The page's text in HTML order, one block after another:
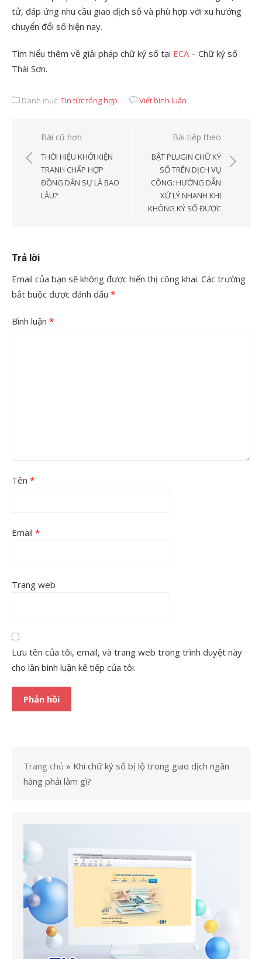
tử, đáp ứng nhu cầu giao dịch số và phù hợp với xu hướng
chuyển đổi số hiện nay.
Tìm hiểu thêm về giải pháp chữ ký số tại ECA – Chữ ký số
Thái Sơn.
Danh mục: Tin tức tổng hợp Viết bình luận
Điều
hướng
viết
Bài cũ hơn
THỜI HIỆU KHỞI KIỆN
TRANH CHẤP HỢP
ĐỒNG DÂN SỰ LÀ BAO
LÂU?
Bài tiếp theo
BẬT PLUGIN CHỮ KÝ
SỐ TRÊN DỊCH VỤ
CÔNG: HƯỚNG DẪN
XỬ LÝ NHANH KHI
KHÔNG KÝ SỐ ĐƯỢC
Trả lời
Email của bạn sẽ không được hiển thị công khai. Các trường
bắt buộc được đánh dấu *
Bình luận *
Tên *
Email *
Trang web
Lưu tên của tôi, email, và trang web trong trình duyệt này
cho lần bình luận kế tiếp của tôi.
Trang chủ » Khi chữ ký số bị lộ trong giao dịch ngân
hàng phải làm gì?